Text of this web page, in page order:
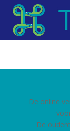
De online
De